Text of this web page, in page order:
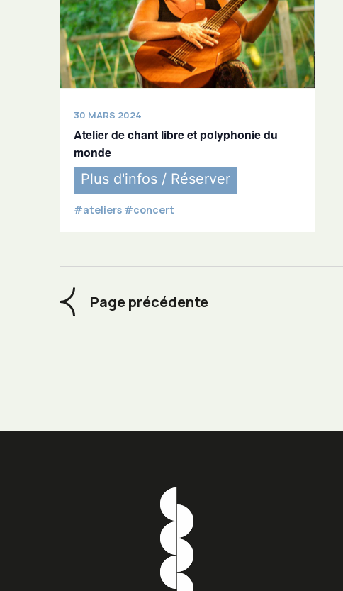
30 MARS 2024
Atelier de chant libre et polyphonie du
monde
Plus d'infos / Réserver
#ateliers #concert
Page précédente